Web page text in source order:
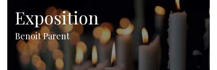
Exposition
Benoit Parent